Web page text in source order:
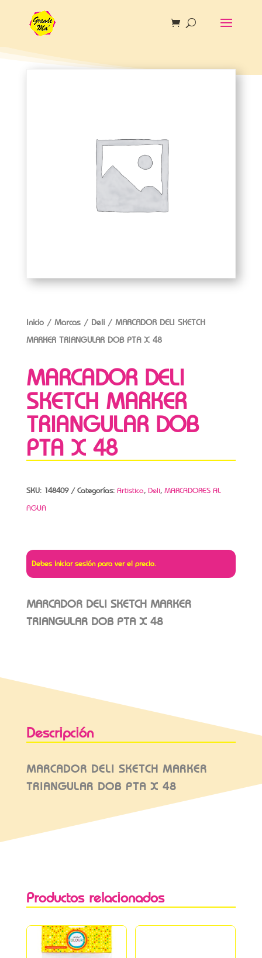
Inicio/ Marcas/ Deli/ MARCADOR DELI SKETCH
MARKER TRIANGULAR DOB PTA X 48
MARCADOR DELI
SKETCH MARKER
TRIANGULAR DOB
PTA X 48
SKU: 148409 Categorías: Artistica, Deli, MARCADORES AL
AGUA
Debes iniciar sesión para ver el precio.
MARCADOR DELI SKETCH MARKER
TRIANGULAR DOB PTA X 48
Descripción
MARCADOR DELI SKETCH MARKER
TRIANGULAR DOB PTA X 48
Productos relacionados